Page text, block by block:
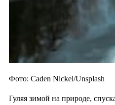
Фото: Caden Nickel/Unsplash
Гуляя зимой на природе,